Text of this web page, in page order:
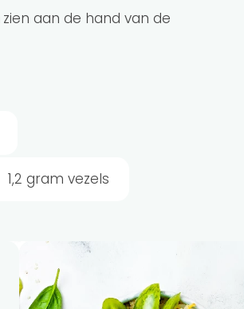
aan de hand van de
1,2 gram vezels